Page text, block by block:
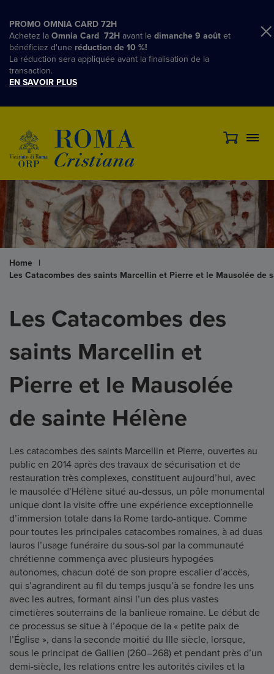
PROMO OMNIA CARD 72H
Achetez la Omnia Card 72H avant le dimanche 9 août et
bénéficiez d'une réduction de 10 %!
La réduction sera appliquée avant la finalisation de la
transaction.
EN SAVOIR PLUS
Home
|
Les Catacombes des saints Marcellin et Pierre et le Mausolée de
Les Catacombes des
saints Marcellin et
Pierre et le Mausolée
de sainte Hélène
Les catacombes des saints Marcellin et Pierre, ouvertes au
public en 2014 après des travaux de sécurisation et de
restauration très complexes, constituent aujourd’hui, avec
le mausolée d’Hélène situé au-dessus, un pôle monumental
unique dont la visite offre une expérience exceptionnelle
d’immersion totale dans la Rome tardo-antique. Comme
pour toutes les principales catacombes romaines, à ad duas
lauros l’usage funéraire du sous-sol par la communauté
chrétienne commença avec plusieurs hypogées
autonomes, chacun doté de son propre escalier d’accès,
qui s’agrandirent au fil du temps jusqu’à se fondre les uns
avec les autres, formant ainsi l’un des plus vastes
cimetières souterrains de la banlieue romaine. Le début de
ce processus se situe à l’époque de la « petite paix de
l’Église », dans la seconde moitié du IIIe siècle, lorsque,
sous le principat de Gallien (260–268) et pendant près d’un
demi-siècle, les relations entre les autorités civiles et la